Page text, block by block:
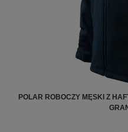
POLAR ROBOCZY MĘSKI Z